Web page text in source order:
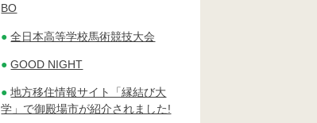
BO
全日本高等学校馬術競技大会
GOOD NIGHT
地方移住情報サイト「縁結び大
学」で御殿場市が紹介されました!